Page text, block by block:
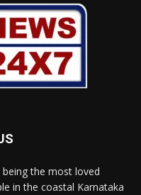
being the most loved
in the coastal Karnataka